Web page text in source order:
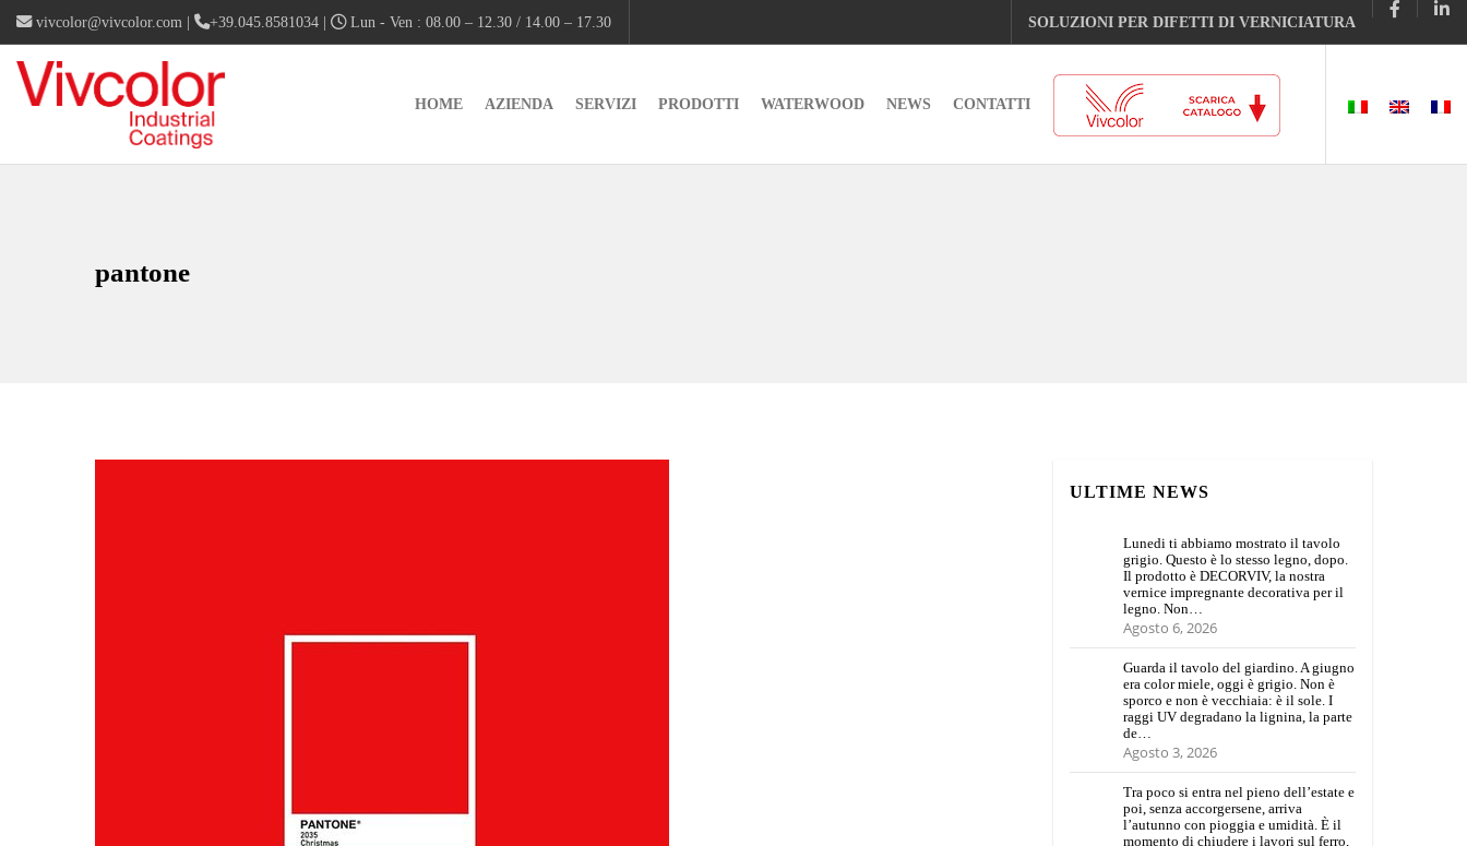
vivcolor@vivcolor.com | +39.045.8581034 | Lun - Ven : 08.00 – 12.30 / 14.00 – 17.30 SOLUZIONI PER DIFETTI DI VERNICIATURA
HOME AZIENDA SERVIZI PRODOTTI WATERWOOD NEWS CONTATTI
pantone
ULTIME NEWS
Lunedi ti abbiamo mostrato il tavolo
grigio. Questo è lo stesso legno, dopo.
Il prodotto è DECORVIV, la nostra
vernice impregnante decorativa per il
legno. Non…
Agosto 6, 2026
Guarda il tavolo del giardino. A giugno
era color miele, oggi è grigio. Non è
sporco e non è vecchiaia: è il sole. I
raggi UV degradano la lignina, la parte
de…
Agosto 3, 2026
Tra poco si entra nel pieno dell’estate e
poi, senza accorgersene, arriva
l’autunno con pioggia e umidità. È il
momento di chiudere i lavori sul ferro,